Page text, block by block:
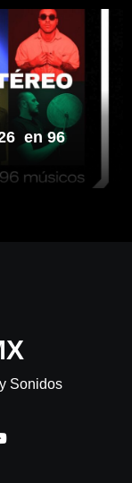
en 96
Sonidos